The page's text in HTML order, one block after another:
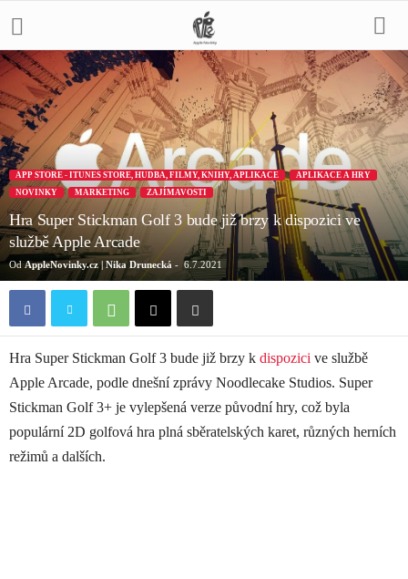
APP STORE - ITUNES STORE, HUDBA, FILMY, KNIHY, APLIKACE
APLIKACE A HRY
NOVINKY
MARKETING ZAJÍMAVOSTI
Hra Super Stickman Golf 3 bude již brzy k dispozici ve
službě Apple Arcade
Od AppleNovinky.cz | Nika Drunecká - 6.7.2021
Hra Super Stickman Golf 3 bude již brzy k dispozici ve službě
Apple Arcade, podle dnešní zprávy Noodlecake Studios. Super
Stickman Golf 3+ je vylepšená verze původní hry, což byla
populární 2D golfová hra plná sběratelských karet, různých herních
režimů a dalších.